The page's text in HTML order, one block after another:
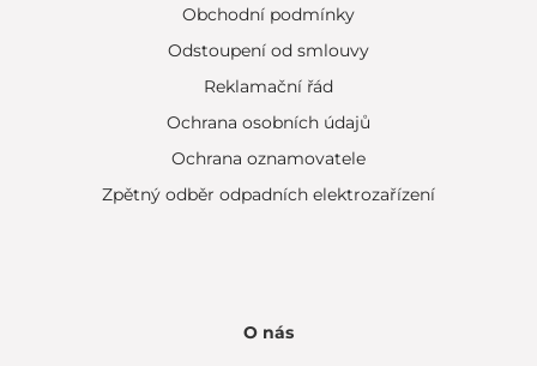
Obchodní podmínky
Odstoupení od smlouvy
Reklamační řád
Ochrana osobních údajů
Ochrana oznamovatele
Zpětný odběr odpadních elektrozařízení
O nás